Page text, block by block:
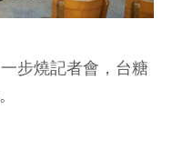
步燒記者會，台糖